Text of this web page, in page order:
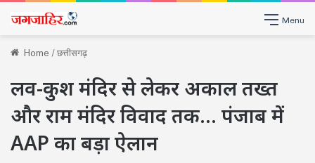
Menu
Home/छत्तीसगढ़
लव-कुश मंदिर से लेकर अकाल तख्त
और राम मंदिर विवाद तक… पंजाब में
AAP का बड़ा ऐलान